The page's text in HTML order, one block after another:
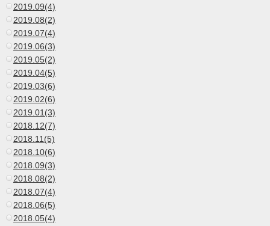
2019.09(4)
2019.08(2)
2019.07(4)
2019.06(3)
2019.05(2)
2019.04(5)
2019.03(6)
2019.02(6)
2019.01(3)
2018.12(7)
2018.11(5)
2018.10(6)
2018.09(3)
2018.08(2)
2018.07(4)
2018.06(5)
2018.05(4)